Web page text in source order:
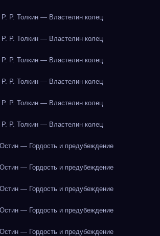
Р. Толкин — Властелин колец
Р. Толкин — Властелин колец
Р. Толкин — Властелин колец
Р. Толкин — Властелин колец
Р. Толкин — Властелин колец
Р. Толкин — Властелин колец
— Гордость и предубеждение
— Гордость и предубеждение
— Гордость и предубеждение
— Гордость и предубеждение
— Гордость и предубеждение